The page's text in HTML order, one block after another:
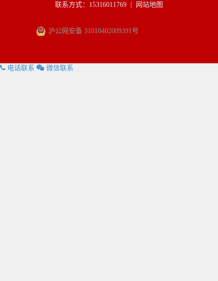
联系方式：15316011769 |
网站地图
沪公网安备 31010402009391号
电话联系 微信联系